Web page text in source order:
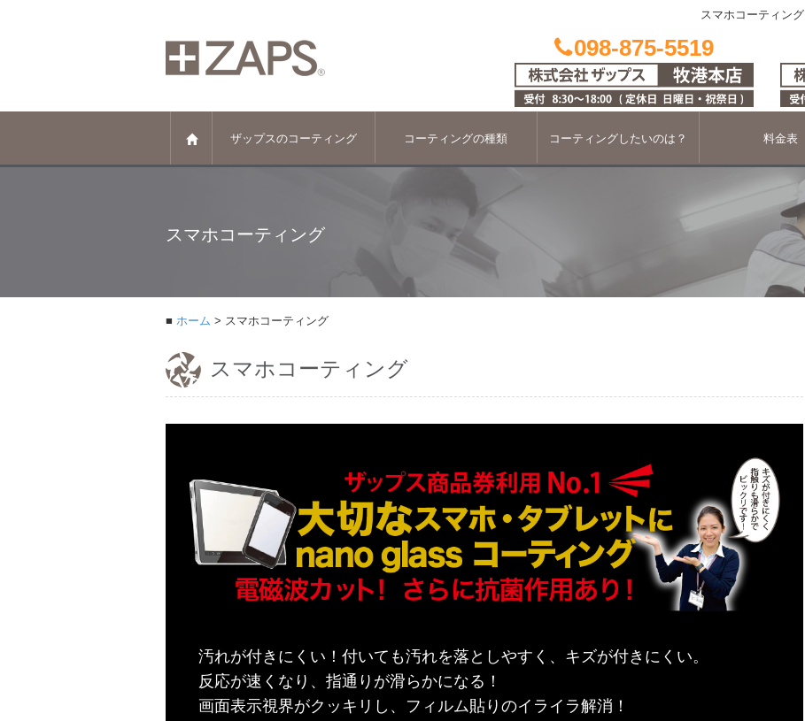
スマホコーティング
098-875-5519
ザップスのコーティング コーティングの種類 コーティングしたいのは？ 料金表
スマホコーティング
ホーム スマホコーティング
スマホコーティング
汚れが付きにくい！付いても汚れを落としやすく、キズが付きにくい。
反応が速くなり、指通りが滑らかになる！
画面表示視界がクッキリし、フィルム貼りのイライラ解消！